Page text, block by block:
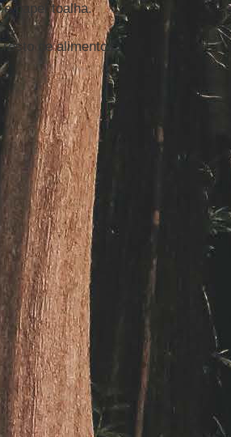
papel toalha.
de alimentos.